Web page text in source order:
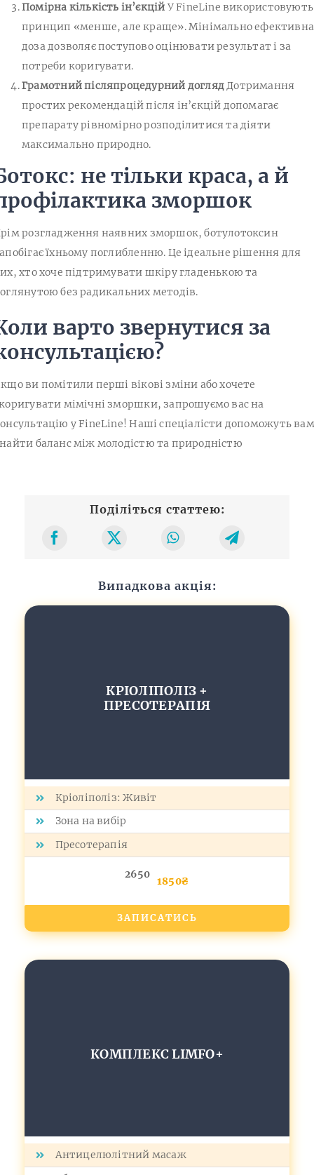
Помірна кількість ін’єкцій У FineLine використовують
принцип «менше, але краще». Мінімально ефективна
доза дозволяє поступово оцінювати результат і за
потреби коригувати.
Грамотний післяпроцедурний доглядДотримання
простих рекомендацій після ін’єкцій допомагає
препарату рівномірно розподілитися та діяти
максимально природно.
не тільки краса, а й
зморшок
розгладження наявних зморшок, ботулотоксин
їхньому поглибленню. Це ідеальне рішення для
хто хоче підтримувати шкіру гладенькою та
без радикальних методів.
варто звернутися за
ви помітили перші вікові зміни або хочете
мімічні зморшки, запрошуємо вас на
у FineLine! Наші спеціалісти допоможуть вам
баланс між молодістю та природністю
Поділіться статтею:
Випадкова акція:
КРІОЛІПОЛІЗ +
ПРЕСОТЕРАПІЯ
Кріоліполіз: Живіт
Зона на вибір
Пресотерапія
2650
1850₴
ЗАПИСАТИСЬ
КОМПЛЕКС LIMFO+
Антицелюлітний масаж